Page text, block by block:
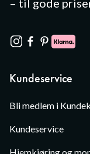
– til gode
Kundeservice
Bli medlem i
Kundeservice